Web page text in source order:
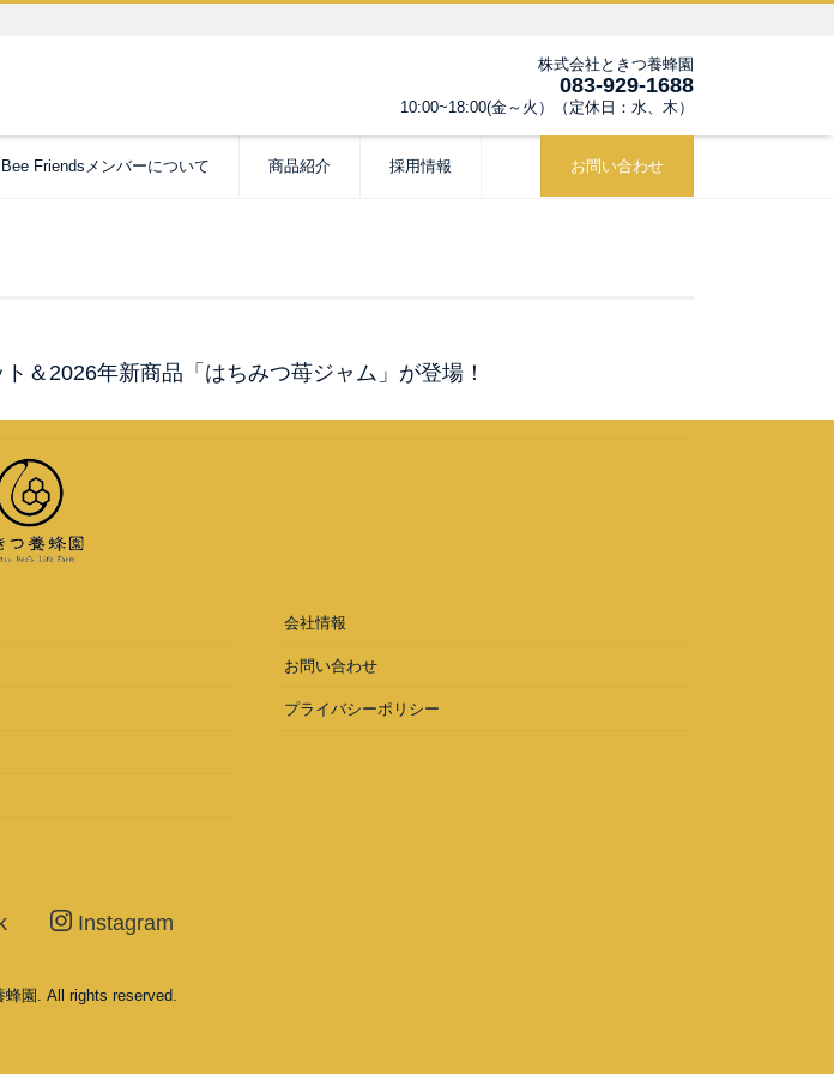
株式会社ときつ養蜂園
083-929-1688
10:00~18:00(金～火）（定休日：水、木）
Bee Friendsメンバーについて 商品紹介 採用情報 お問い合わせ
＆2026年新商品「はちみつ苺ジャム」が登場！
会社情報
お問い合わせ
プライバシーポリシー
Instagram
蜂園. All rights reserved.